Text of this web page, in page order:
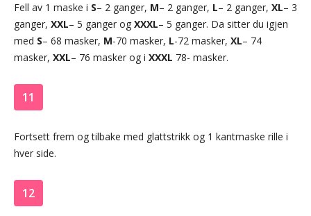
Fell av 1 maske i S– 2 ganger, M– 2 ganger, L– 2 ganger, XL– 3
ganger, XXL– 5 ganger og XXXL– 5 ganger. Da sitter du igjen
med S– 68 masker, M-70 masker, L-72 masker, XL– 74
masker, XXL– 76 masker og i XXXL 78- masker.
11
Fortsett frem og tilbake med glattstrikk og 1 kantmaske rille i
hver side.
12